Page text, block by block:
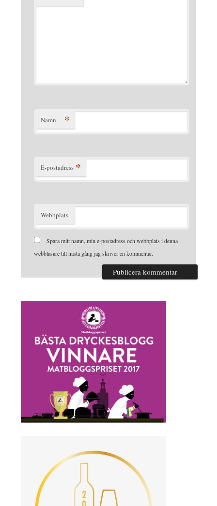
Namn *
E-postadress *
Webbplats
Spara mitt namn, min e-postadress och webbplats i denna
webbläsare till nästa gång jag skriver en kommentar.